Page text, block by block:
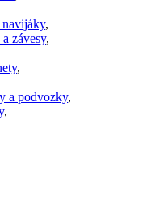
navijáky,
závesy,
,
a podvozky,
,